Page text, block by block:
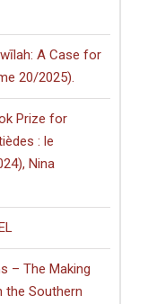
A Case for
20/2025).
Prize for
: le
Nina
– The Making
the Southern